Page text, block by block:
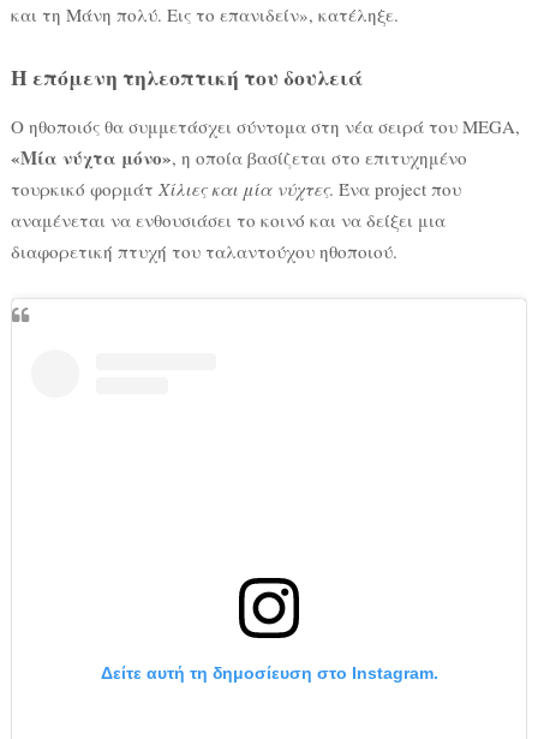
και τη Μάνη πολύ. Εις το επανιδείν», κατέληξε.
Η επόμενη τηλεοπτική του δουλειά
Ο ηθοποιός θα συμμετάσχει σύντομα στη νέα σειρά του MEGA,
«Μία νύχτα μόνο», η οποία βασίζεται στο επιτυχημένο
τουρκικό φορμάτ Χίλιες και μία νύχτες. Ένα project που
αναμένεται να ενθουσιάσει το κοινό και να δείξει μια
διαφορετική πτυχή του ταλαντούχου ηθοποιού.
Δείτε αυτή τη δημοσίευση στο Instagram.